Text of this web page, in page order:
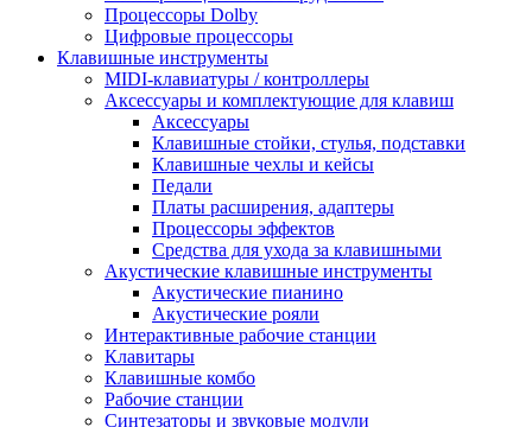
Процессоры Dolby
Цифровые процессоры
Клавишные инструменты
MIDI-клавиатуры / контроллеры
Аксессуары и комплектующие для клавиш
Аксессуары
Клавишные стойки, стулья, подставки
Клавишные чехлы и кейсы
Педали
Платы расширения, адаптеры
Процессоры эффектов
Средства для ухода за клавишными
Акустические клавишные инструменты
Акустические пианино
Акустические рояли
Интерактивные рабочие станции
Клавитары
Клавишные комбо
Рабочие станции
Синтезаторы и звуковые модули